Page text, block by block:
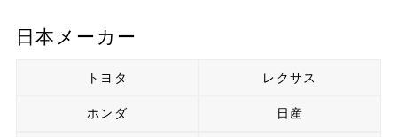
日本メーカー
トヨタ レクサス
ホンダ 日産